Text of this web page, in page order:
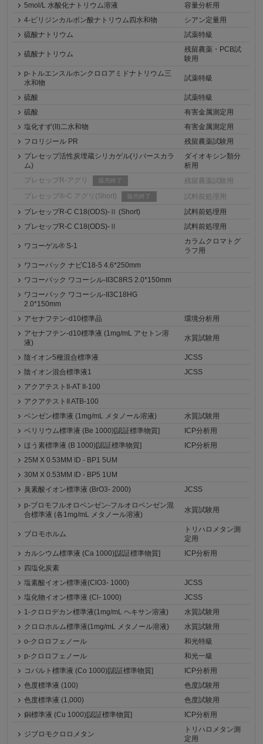
5mol/L 水酸化ナトリウム溶液
容量分析用
4-ピリジンカルボン酸ナトリウム四水和物
シアン定量用
硫酸ナトリウム
試薬特級
硫酸ナトリウム
残留農薬・PCB試
験用
p-トルエンスルホンクロロアミドナトリウム三
水和物
試薬特級
硫酸
試薬特級
硫酸
有害金属測定用
塩化すず(II)二水和物
有害金属測定用
フロリジール PR
残留農薬試験用
プレセップ活性炭埋蔵シリカゲル(リバースカラ
ム)
ダイオキシン類分
析用
プレセップR-アグリ
販売終了
残留農薬試験用
プレセップ®-C アグリ(Short)
販売終了
試料前処理用
プレセップR-C C18(ODS)-Ⅱ (Short)
試料前処理用
プレセップR-C C18(ODS)-Ⅱ
試料前処理用
ワコーゲル® S-1
カラムクロマトグ
ラフ用
ワコーパック ナビC18-5 4.6*250mm
ワコーパック ワコーシル-II3C8RS 2.0*150mm
ワコーパック ワコーシル-II3C18HG
2.0*150mm
アセナフテン-d10標準品
環境分析用
アセナフテン-d10標準液 (1mg/mL アセトン溶
液)
水質試験用
陰イオン5種混合標準液
JCSS
陰イオン混合標準液1
JCSS
アクアテストII-AT II-100
アクアテストII ATB-100
ベンゼン標準液 (1mg/mL メタノール溶液)
水質試験用
ベリリウム標準液 (Be 1000)[認証標準物質]
ICP分析用
ほう素標準液 (B 1000)[認証標準物質]
ICP分析用
25M X 0.53MM ID - BP1 5UM
30M X 0.53MM ID - BP5 1UM
臭素酸イオン標準液 (BrO3- 2000)
JCSS
p-ブロモフルオロベンゼン-フルオロベンゼン混
合標準液 (各1mg/mL メタノール溶液)
水質試験用
ブロモホルム
トリハロメタン測
定用
カルシウム標準液 (Ca 1000)[認証標準物質]
ICP分析用
四塩化炭素
塩素酸イオン標準液(ClO3- 1000)
JCSS
塩化物イオン標準液 (Cl- 1000)
JCSS
1-クロロデカン標準液(1mg/mL ヘキサン溶液)
水質試験用
クロロホルム標準液(1mg/mL メタノール溶液)
水質試験用
o-クロロフェノール
和光特級
p-クロロフェノール
和光一級
コバルト標準液 (Co 1000)[認証標準物質]
ICP分析用
色度標準液 (100)
色度試験用
色度標準液 (1,000)
色度試験用
銅標準液 (Cu 1000)[認証標準物質]
ICP分析用
ジブロモクロロメタン
トリハロメタン測
定用